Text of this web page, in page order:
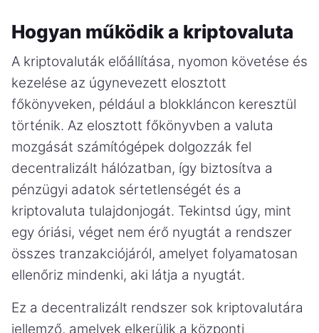
Hogyan működik a kriptovaluta
A kriptovaluták előállítása, nyomon követése és
kezelése az úgynevezett elosztott
főkönyveken, például a blokkláncon keresztül
történik. Az elosztott főkönyvben a valuta
mozgását számítógépek dolgozzák fel
decentralizált hálózatban, így biztosítva a
pénzügyi adatok sértetlenségét és a
kriptovaluta tulajdonjogát. Tekintsd úgy, mint
egy óriási, véget nem érő nyugtát a rendszer
összes tranzakciójáról, amelyet folyamatosan
ellenőriz mindenki, aki látja a nyugtát.
Ez a decentralizált rendszer sok kriptovalutára
jellemző, amelyek elkerülik a központi